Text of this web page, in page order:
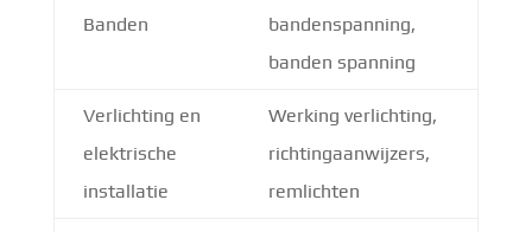
Banden
bandenspanning,
banden spanning
Verlichting en
elektrische
installatie
Werking verlichting,
richtingaanwijzers,
remlichten